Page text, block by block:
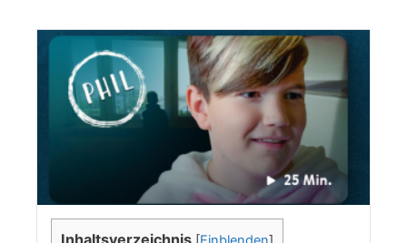
Inhalts­ver­zeich­nis